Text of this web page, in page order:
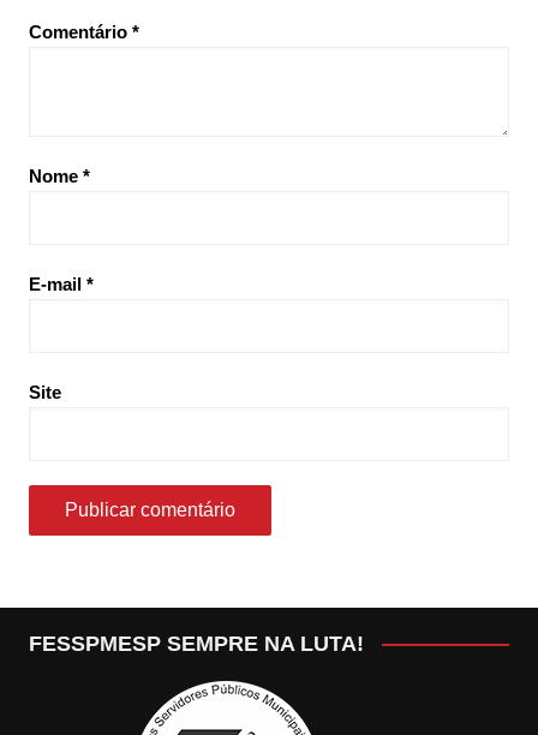
Comentário *
Nome *
E-mail *
Site
FESSPMESP SEMPRE NA LUTA!